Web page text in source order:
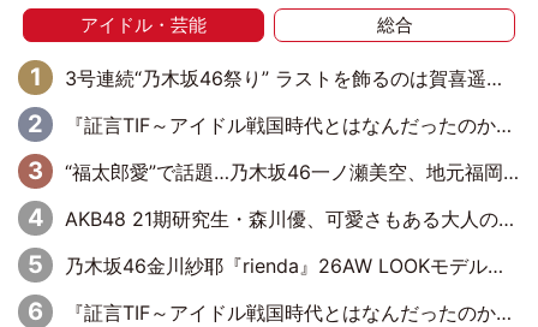
アイドル・芸能 総合
3号連続“乃木坂46祭り” ラストを飾るのは賀喜遥香…5年ぶりの登場に「5年分大人になった私を見ていただけたら」
『証言TIF～アイドル戦国時代とはなんだったのか～』第6回：でんぱ組.inc・古川未鈴×相沢梨紗「『ハロプロやりたかったな』って言ったら、夢眠ねむさんに『てめえはでんぱ組．incなんだよ！』って肩パンされて(笑)」
“福太郎愛”で話題…乃木坂46一ノ瀬美空、地元福岡『めんべい25周年トップサポーター』に就任
AKB48 21期研究生・森川優、可愛さもある大人の女性に
乃木坂46金川紗耶『rienda』26AW LOOKモデルに就任
『証言TIF～アイドル戦国時代とはなんだったのか～』第11回：私立恵比寿中学・真山りか×安本彩花「TIFで10年ぶりのキョンシーメイクをしたら、場を完全に引かせてしまって。時代が変わったんだなって」